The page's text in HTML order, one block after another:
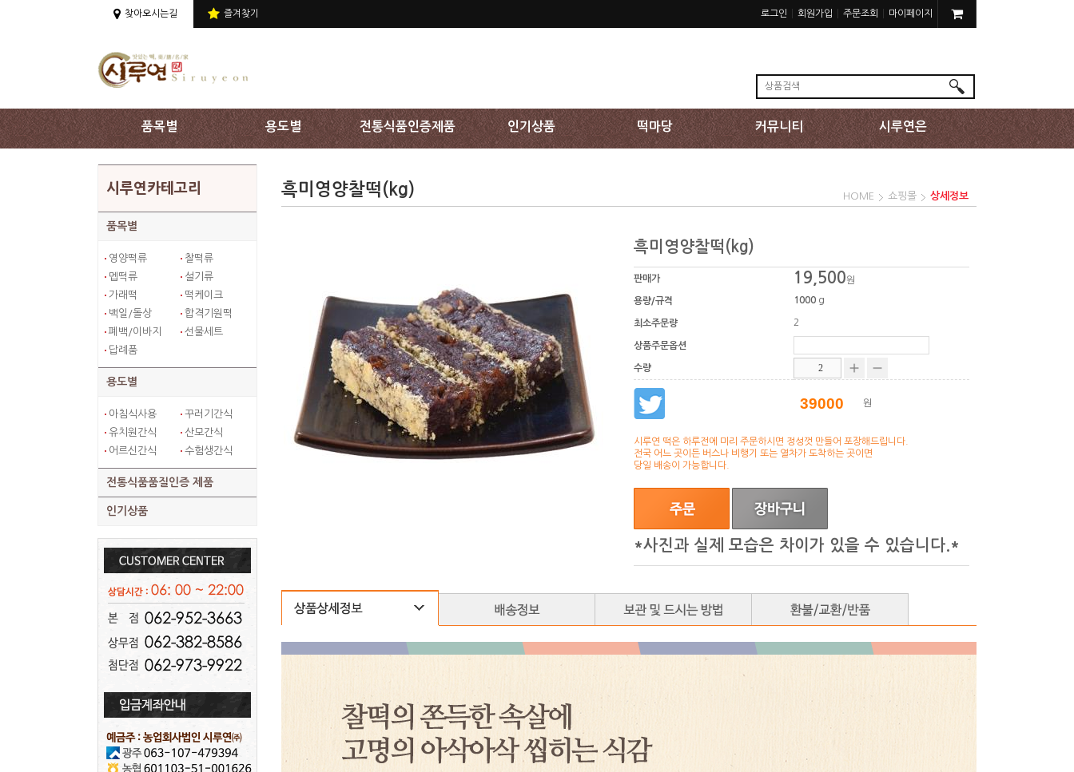
상단 주메뉴 바로가기
찾아오시는길 즐겨찾기 로그인 회원가입 주문조회 마이페이지
품목별 용도별 전통식품인증제품 인기상품 떡마당 커뮤니티 시루연은
시루연카테고리
품목별
영양떡류
찰떡류
멥떡류
설기류
가래떡
떡케이크
백일/돌상
합격기원떡
폐백/이바지
선물세트
답례품
용도별
아침식사용
꾸러기간식
유치원간식
산모간식
어르신간식
수험생간식
전통식품품질인증 제품
인기상품
흑미영양찰떡(kg) HOME 쇼핑몰 상세정보
흑미영양찰떡(kg)
판매가 19,500원
용량/규격 1000 g
최소주문량 2
상품주문옵션
수량
원
시루연 떡은 하루전에 미리 주문하시면 정성껏 만들어 포장해드립니다.
전국 어느 곳이든 버스나 비행기 또는 열차가 도착하는 곳이면
당일 배송이 가능합니다.
*사진과 실제 모습은 차이가 있을 수 있습니다.*